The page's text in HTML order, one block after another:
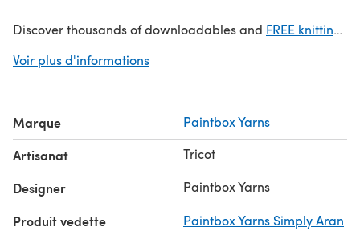
Discover thousands of downloadables and FREE knitting
Voir plus d'informations
Marque Paintbox Yarns
Artisanat Tricot
Designer Paintbox Yarns
Produit vedette Paintbox Yarns Simply Aran